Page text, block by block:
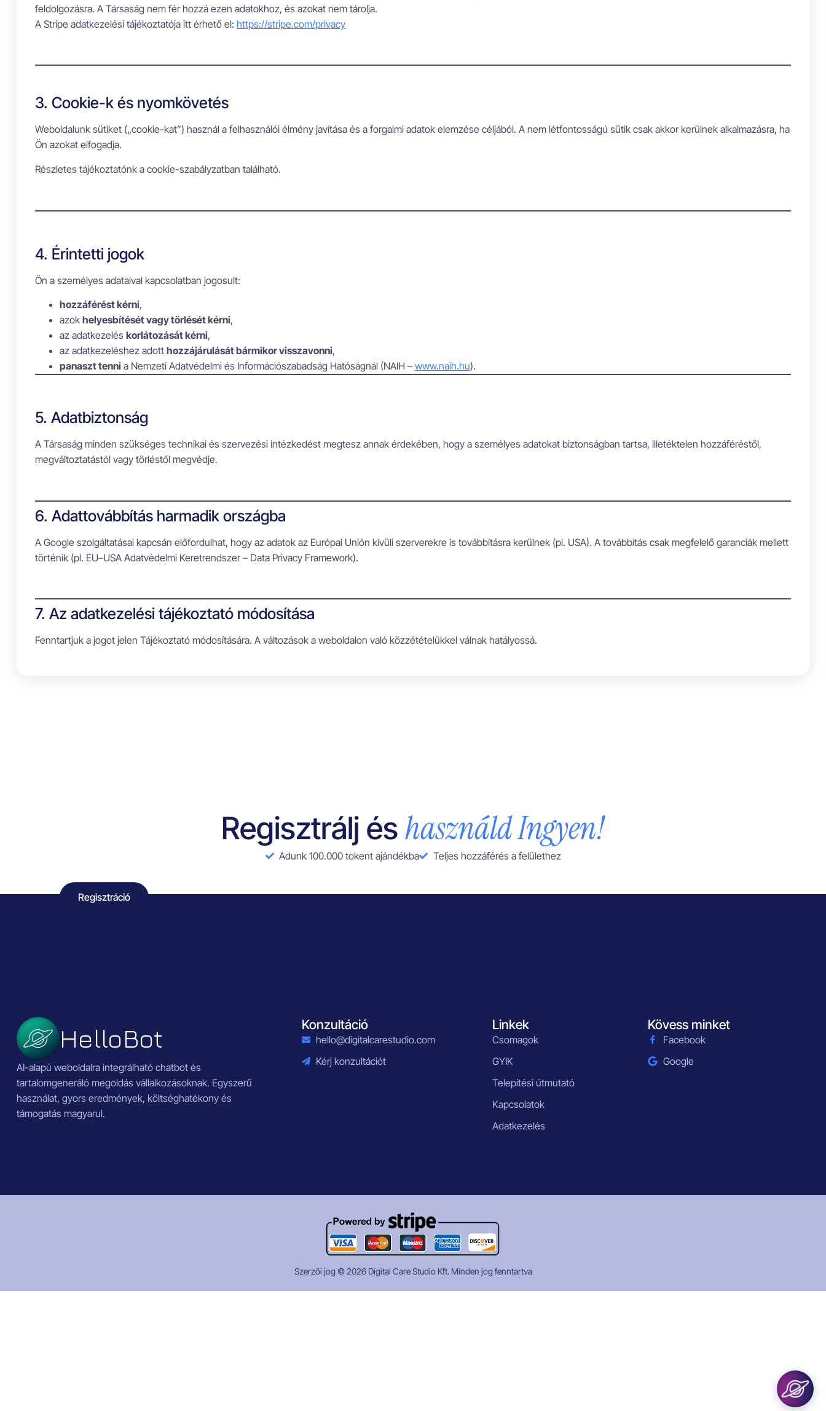
feldolgozásra. A Társaság nem fér hozzá ezen adatokhoz, és azokat nem tárolja.
A Stripe adatkezelési tájékoztatója itt érhető el: https://stripe.com/privacy
3. Cookie-k és nyomkövetés
Weboldalunk sütiket („cookie-kat”) használ a felhasználói élmény javítása és a forgalmi adatok elemzése céljából. A nem létfontosságú sütik csak akkor kerülnek alkalmazásra, ha
Ön azokat elfogadja.
Részletes tájékoztatónk a cookie-szabályzatban található.
4. Érintetti jogok
Ön a személyes adataival kapcsolatban jogosult:
hozzáférést kérni,
azok helyesbítését vagy törlését kérni,
az adatkezelés korlátozását kérni,
az adatkezeléshez adott hozzájárulását bármikor visszavonni,
panaszt tenni a Nemzeti Adatvédelmi és Információszabadság Hatóságnál (NAIH – www.naih.hu).
5. Adatbiztonság
A Társaság minden szükséges technikai és szervezési intézkedést megtesz annak érdekében, hogy a személyes adatokat biztonságban tartsa, illetéktelen hozzáféréstől,
megváltoztatástól vagy törléstől megvédje.
6. Adattovábbítás harmadik országba
A Google szolgáltatásai kapcsán előfordulhat, hogy az adatok az Európai Unión kívüli szerverekre is továbbításra kerülnek (pl. USA). A továbbítás csak megfelelő garanciák mellett
történik (pl. EU–USA Adatvédelmi Keretrendszer – Data Privacy Framework).
7. Az adatkezelési tájékoztató módosítása
Fenntartjuk a jogot jelen Tájékoztató módosítására. A változások a weboldalon való közzétételükkel válnak hatályossá.
Regisztrálj és használd Ingyen!
Adunk 100.000 tokent ajándékba Teljes hozzáférés a felülethez
Regisztráció
HelloBot
AI-alapú weboldalra integrálható chatbot és
tartalomgeneráló megoldás vállalkozásoknak. Egyszerű
használat, gyors eredmények, költséghatékony és
támogatás magyarul.
Konzultáció
hello@digitalcarestudio.com
Kérj konzultációt
Linkek
Csomagok
GYIK
Telepítési útmutató
Kapcsolatok
Adatkezelés
Kövess minket
Facebook
Google
Szerzői jog © 2026 Digital Care Studio Kft. Minden jog fenntartva